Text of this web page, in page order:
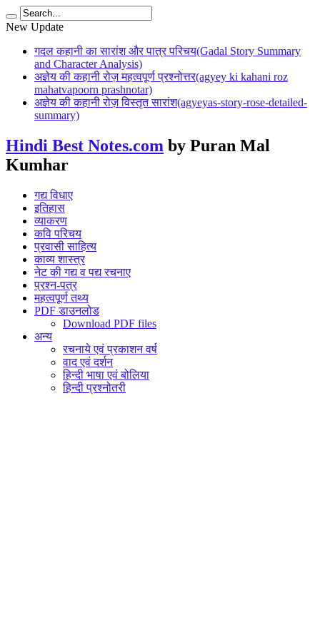
New Update
गदल कहानी का सारांश और पात्र परिचय(Gadal Story Summary
and Character Analysis)
अज्ञेय की कहानी रोज़ महत्वपूर्ण प्रश्नोत्तर(agyey ki kahani roz
mahatvapoorn prashnotar)
अज्ञेय की कहानी रोज़ विस्तृत सारांश(agyeyas-story-rose-detailed-
summary)
Hindi Best Notes.com by Puran Mal
Kumhar
गद्य विधाए
इतिहास
व्याकरण
कवि परिचय
प्रवासी साहित्य
काव्य शास्त्र
नेट की गद्य व पद्य रचनाए
प्रश्न-पत्र
महत्वपूर्ण तथ्य
PDF डाउनलोड
Download PDF files
अन्य
रचनाये एवं प्रकाशन वर्ष
वाद एवं दर्शन
हिन्दी भाषा एवं बोलिया
हिन्दी प्रश्नोतरी